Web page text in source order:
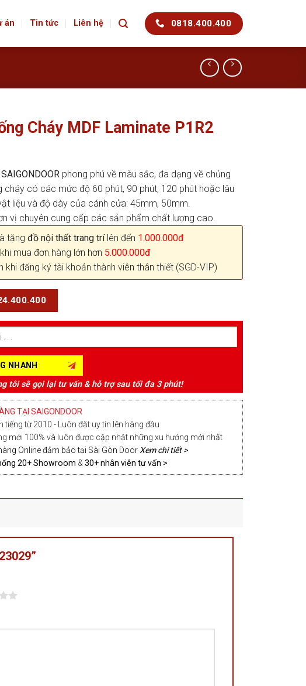
án Tin tức Liên hệ 0818.400.400
Cháy MDF Laminate P1R2
SAIGONDOOR phong phú về màu sắc, đa dạng về chủng
cháy có các mức độ 60 phút, 90 phút, 120 phút hoặc lâu
liệu và độ dày của cánh cửa: 45mm, 50mm.
vị chuyên cung cấp các sản phẩm chất lượng cao.
tặng đồ nội thất trang trílên đến 1.000.000đ
khi mua đơn hàng lớn hơn 5.000.000đ
khi đăng ký tài khoản thành viên thân thiết (SGD-VIP)
tôi sẽ gọi lại tư vấn & hỗ trợ sau tối đa 3 phút!
TẠI SAIGONDOOR
tiếng từ 2010 - Luôn đặt uy tín lên hàng đầu
mới 100% và luôn được cập nhật những xu hướng mới nhất
Online đảm bảo tại Sài Gòn Door Xem chi tiết >
20+ Showroom & 30+ nhân viên tư vấn >